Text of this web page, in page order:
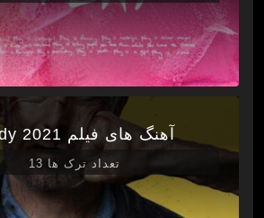
آهنگ های فیلم Nobody 2021
تعداد ترک ها 13